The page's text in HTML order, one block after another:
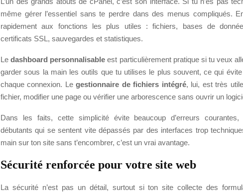
même gérer l’essentiel sans te perdre dans des menus compliqués.
rapidement aux fonctions les plus utiles : fichiers, bases de
certificats SSL, sauvegardes et statistiques.
Ledashboard personnalisable est particulièrement pratique si tu veux
garder sous la main les outils que tu utilises le plus souvent, ce qui
chaque connexion. Legestionnaire de fichiers intégré, lui, est très
fichier, modifier une page ou vérifier une arborescence sans ouvrir un
Dans les faits, cette simplicité évite beaucoup d’erreurs
débutants qui se sentent vite dépassés par des interfaces trop
main sur ton site sans t’encombrer, c’est un vrai avantage.
Sécurité renforcée pour votre site web
La sécurité n’est pas un détail, surtout si ton site collecte des